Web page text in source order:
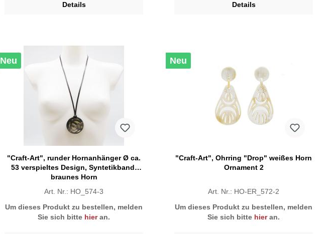
Details Details
Neu
"Craft-Art", runder Hornanhänger Ø ca.
53 verspieltes Design, Syntetikband,
braunes Horn
Art. Nr.: HO_574-3
Um dieses Produkt zu bestellen, melden
Sie sich bitte hieran.
Neu
"Craft-Art", Ohrring "Drop" weißes Horn
Ornament 2
Art. Nr.: HO-ER_572-2
Um dieses Produkt zu bestellen, melden
Sie sich bitte hieran.